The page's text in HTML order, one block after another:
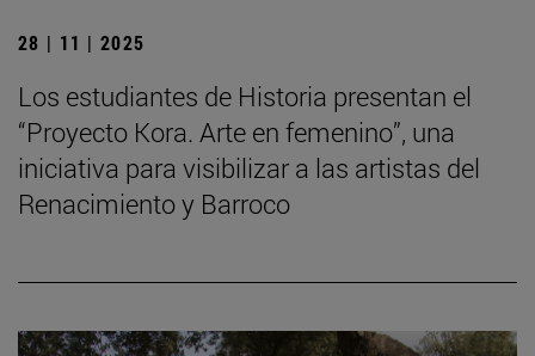
28 | 11 | 2025
Los estudiantes de Historia presentan el
“Proyecto Kora. Arte en femenino”, una
iniciativa para visibilizar a las artistas del
Renacimiento y Barroco